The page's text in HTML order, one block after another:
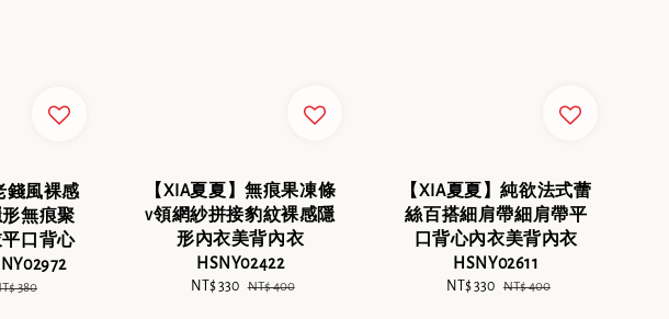
錢風裸感
無痕聚
口背心
380
【XIA夏夏】無痕果凍條
v領網紗拼接豹紋裸感隱
形內衣美背內衣
HSNY02422
Sale
NT$ 330 Regular
NT$ 400
【XIA夏夏】純欲法式蕾
絲百搭細肩帶細肩帶平
口背心內衣美背內衣
HSNY02611
Sale
NT$ 330 Regular
NT$ 400